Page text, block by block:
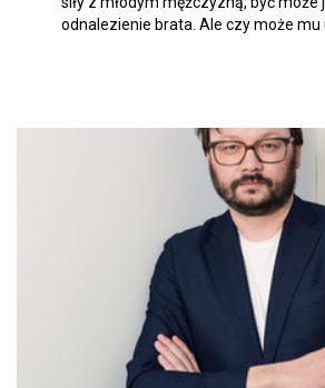
odnalezienie brata. Ale czy może mu